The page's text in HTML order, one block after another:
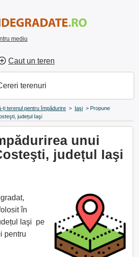
mediu
Caut un teren
terenuri
ți terenul pentru împădurire > Iaşi > Propune
județul Iaşi
unui
județul Iaşi
în
Iaşi pe
pentru